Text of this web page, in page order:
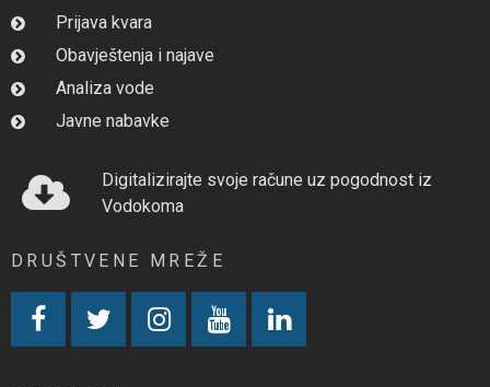
Prijava kvara
Obavještenja i najave
Analiza vode
Javne nabavke
Digitalizirajte svoje račune uz pogodnost iz
Vodokoma
DRUŠTVENE MREŽE